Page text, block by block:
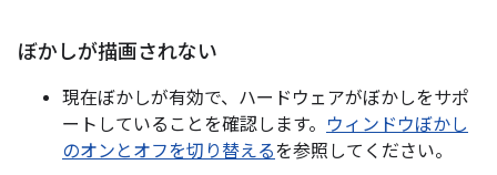
ぼかしが描画されない
現在ぼかしが有効で、ハードウェアがぼかしをサポ
ートしていることを確認します。 ウィンドウぼかし
のオンとオフを切り替えるを参照してください。